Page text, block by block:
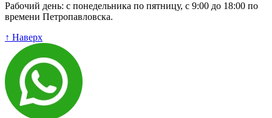
Рабочий день: с понедельника по пятницу, с 9:00 до 18:00 по
времени Петропавловска.
↑ Наверх